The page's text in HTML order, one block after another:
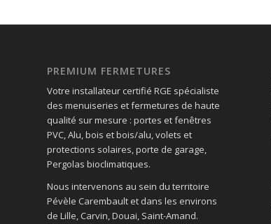
PREMIUM FERMETURES
Votre installateur certifié RGE spécialiste
des menuiseries et fermetures de haute
qualité sur mesure : portes et fenêtres
PVC, Alu, bois et bois/alu, volets et
protections solaires, porte de garage,
Pergolas bioclimatiques.
Nous intervenons au sein du territoire
Pévèle Carembault et dans les environs
de Lille, Carvin, Douai, Saint-Amand.